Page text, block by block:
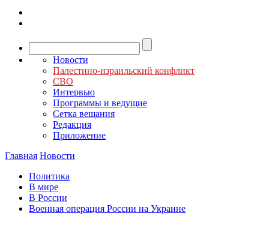
Новости
Палестино-израильский конфликт
СВО
Интервью
Программы и ведущие
Сетка вещания
Редакция
Приложение
Главная Новости
Политика
В мире
В России
Военная операция России на Украине